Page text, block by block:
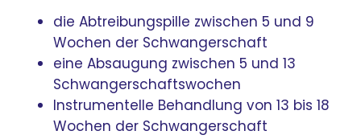
die Abtreibungspille zwischen 5 und 9
Wochen der Schwangerschaft
eine Absaugung zwischen 5 und 13
Schwangerschaftswochen
Instrumentelle Behandlung von 13 bis 18
Wochen der Schwangerschaft